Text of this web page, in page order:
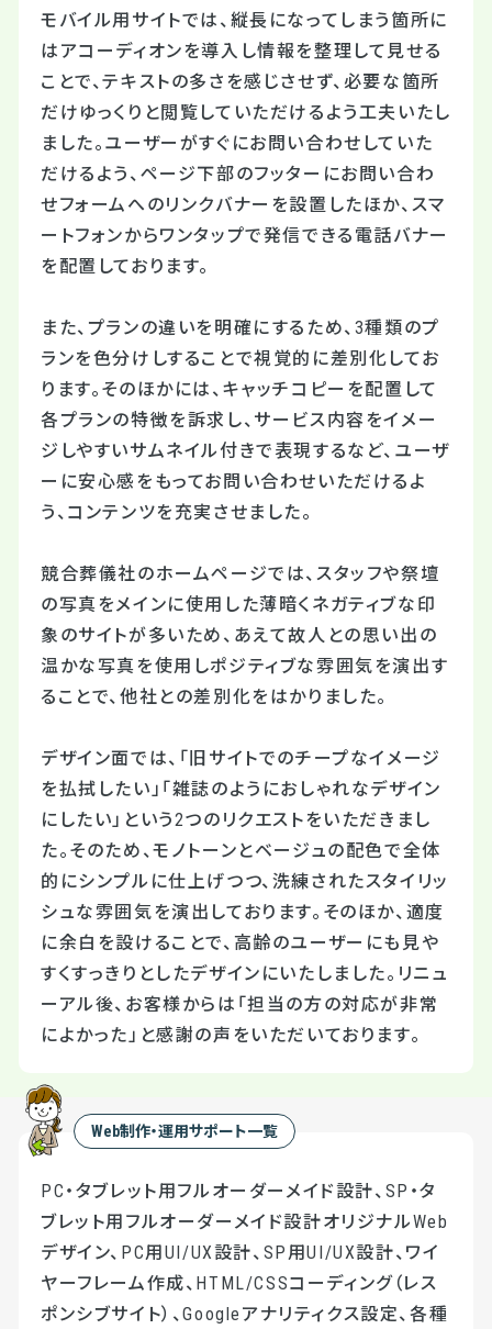
モバイル用サイトでは、縦長になってしまう箇所に
はアコーディオンを導入し情報を整理して見せる
ことで、テキストの多さを感じさせず、必要な箇所
だけゆっくりと閲覧していただけるよう工夫いたし
ました。ユーザーがすぐにお問い合わせしていた
だけるよう、ページ下部のフッターにお問い合わ
せフォームへのリンクバナーを設置したほか、スマ
ートフォンからワンタップで発信できる電話バナー
を配置しております。
また、プランの違いを明確にするため、3種類のプ
ランを色分けしすることで視覚的に差別化してお
ります。そのほかには、キャッチコピーを配置して
各プランの特徴を訴求し、サービス内容をイメー
ジしやすいサムネイル付きで表現するなど、ユーザ
ーに安心感をもってお問い合わせいただけるよ
う、コンテンツを充実させました。
競合葬儀社のホームページでは、スタッフや祭壇
の写真をメインに使用した薄暗くネガティブな印
象のサイトが多いため、あえて故人との思い出の
温かな写真を使用しポジティブな雰囲気を演出す
ることで、他社との差別化をはかりました。
デザイン面では、「旧サイトでのチープなイメージ
を払拭したい」「雑誌のようにおしゃれなデザイン
にしたい」という2つのリクエストをいただきまし
た。そのため、モノトーンとベージュの配色で全体
的にシンプルに仕上げつつ、洗練されたスタイリッ
シュな雰囲気を演出しております。そのほか、適度
に余白を設けることで、高齢のユーザーにも見や
すくすっきりとしたデザインにいたしました。リニュ
ーアル後、お客様からは「担当の方の対応が非常
によかった」と感謝の声をいただいております。
Web制作・運用サポート一覧
PC・タブレット用フルオーダーメイド設計、SP・タ
ブレット用フルオーダーメイド設計オリジナルWeb
デザイン、PC用UI/UX設計、SP用UI/UX設計、ワイ
ヤーフレーム作成、HTML/CSSコーディング（レス
ポンシブサイト）、Googleアナリティクス設定、各種